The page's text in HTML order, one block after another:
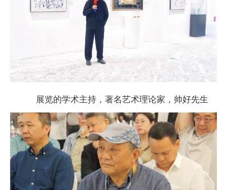
展览的学术主持，著名艺术理论家，帅好先生